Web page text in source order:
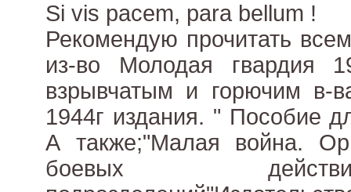
Si vis pacem, para bellum !
Рекомендую прочитать
из-во Молодая гвардия
взрывчатым и горючим в-
1944г издания. " Пособие
А также;"Малая война.
боевых